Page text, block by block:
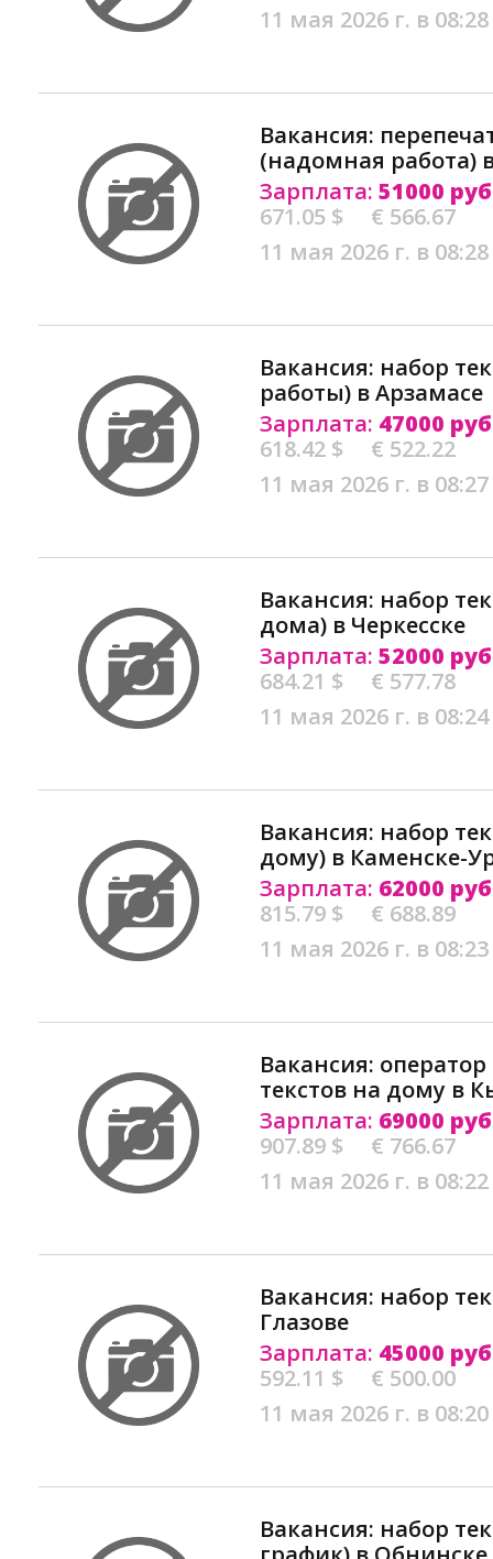
11 мая 2026 г. в 08:28
Вакансия:
(надомная работа)
Зарплата: 51000
671.05 $
€ 566.67
11 мая 2026 г. в 08:28
Вакансия: набор
работы) в Арзамасе
Зарплата: 47000
618.42 $
€ 522.22
11 мая 2026 г. в 08:27
Вакансия: набор
дома) в Черкесске
Зарплата: 52000
684.21 $
€ 577.78
11 мая 2026 г. в 08:24
Вакансия: набор
дому) в Каменске-
Зарплата: 62000
815.79 $
€ 688.89
11 мая 2026 г. в 08:23
Вакансия:
текстов на дому в
Зарплата: 69000
907.89 $
€ 766.67
11 мая 2026 г. в 08:22
Вакансия: набор
Глазове
Зарплата: 45000
592.11 $
€ 500.00
11 мая 2026 г. в 08:20
Вакансия: набор